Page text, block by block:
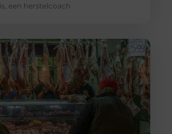
een herstelcoach